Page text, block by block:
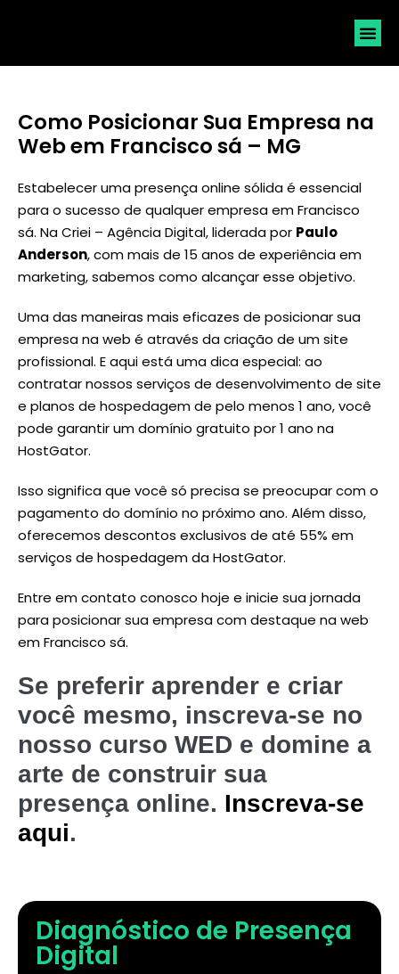
Como Posicionar Sua Empresa na
Web em Francisco sá – MG
Estabelecer uma presença online sólida é essencial
para o sucesso de qualquer empresa em Francisco
sá. Na Criei – Agência Digital, liderada por Paulo
Anderson, com mais de 15 anos de experiência em
marketing, sabemos como alcançar esse objetivo.
Uma das maneiras mais eficazes de posicionar sua
empresa na web é através da criação de um site
profissional. E aqui está uma dica especial: ao
contratar nossos serviços de desenvolvimento de site
e planos de hospedagem de pelo menos 1 ano, você
pode garantir um domínio gratuito por 1 ano na
HostGator.
Isso significa que você só precisa se preocupar com o
pagamento do domínio no próximo ano. Além disso,
oferecemos descontos exclusivos de até 55% em
serviços de hospedagem da HostGator.
Entre em contato conosco hoje e inicie sua jornada
para posicionar sua empresa com destaque na web
em Francisco sá.
Se preferir aprender e criar
você mesmo, inscreva-se no
nosso curso WED e domine a
arte de construir sua
presença online. Inscreva-se
aqui.
Diagnóstico de Presença
Digital